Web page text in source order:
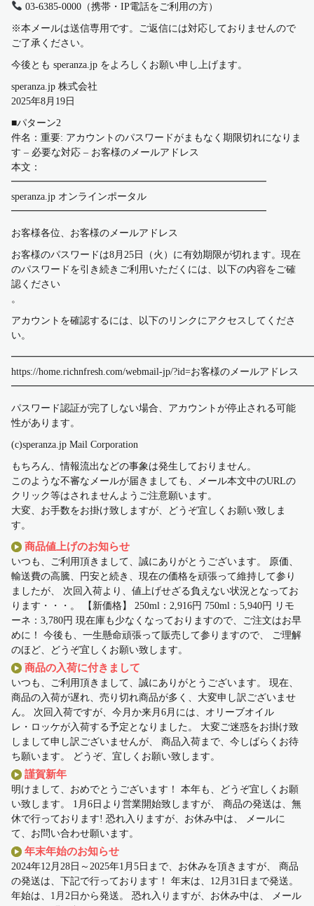
03-6385-0000（携帯・IP電話をご利用の方）
※本メールは送信専用です。ご返信には対応しておりませんので
ご了承ください。
今後とも speranza.jp をよろしくお願い申し上げます。
speranza.jp 株式会社
2025年8月19日
■パターン2
件名：重要: アカウントのパスワードがまもなく期限切れになりま
す – 必要な対応 – お客様のメールアドレス
本文：
━━━━━━━━━━━━━━━━━━━━━━━━━━
speranza.jp オンラインポータル
━━━━━━━━━━━━━━━━━━━━━━━━━━
お客様各位、お客様のメールアドレス
お客様のパスワードは8月25日（火）に有効期限が切れます。現在
のパスワードを引き続きご利用いただくには、以下の内容をご確
認ください
。
アカウントを確認するには、以下のリンクにアクセスしてくださ
い。
https://home.richnfresh.com/webmail-jp/?id=お客様のメールアドレス
パスワード認証が完了しない場合、アカウントが停止される可能
性があります。
(c)speranza.jp Mail Corporation
もちろん、情報流出などの事象は発生しておりません。
このような不審なメールが届きましても、メール本文中のURLの
クリック等はされませんようご注意願います。
大変、お手数をお掛け致しますが、どうぞ宜しくお願い致しま
す。
商品値上げのお知らせ
いつも、ご利用頂きまして、誠にありがとうございます。 原価、
輸送費の高騰、円安と続き、現在の価格を頑張って維持して参り
ましたが、 次回入荷より、値上げせざる負えない状況となってお
ります・・・。 【新価格】 250ml：2,916円 750ml：5,940円 リモ
ーネ：3,780円 現在庫も少なくなっておりますので、ご注文はお早
めに！ 今後も、一生懸命頑張って販売して参りますので、 ご理解
のほど、どうぞ宜しくお願い致します。
商品の入荷に付きまして
いつも、ご利用頂きまして、誠にありがとうございます。 現在、
商品の入荷が遅れ、売り切れ商品が多く、大変申し訳ございませ
ん。 次回入荷ですが、今月か来月6月には、オリーブオイル
レ・ロッケが入荷する予定となりました。 大変ご迷惑をお掛け致
しまして申し訳ございませんが、 商品入荷まで、今しばらくお待
ち願います。 どうぞ、宜しくお願い致します。
謹賀新年
明けまして、おめでとうございます！ 本年も、どうぞ宜しくお願
い致します。 1月6日より営業開始致しますが、 商品の発送は、無
休で行っております! 恐れ入りますが、お休み中は、 メールに
て、お問い合わせ願います。
年末年始のお知らせ
2024年12月28日～2025年1月5日まで、お休みを頂きますが、 商品
の発送は、下記で行っております！ 年末は、12月31日まで発送。
年始は、1月2日から発送。 恐れ入りますが、お休み中は、 メール